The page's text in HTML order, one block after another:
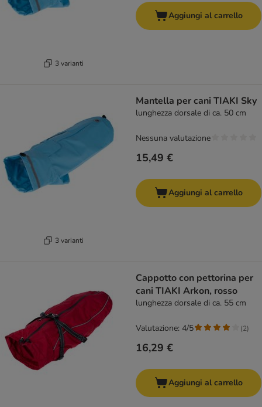
3 varianti
Aggiungi al carrello
3 varianti
Mantella per cani TIAKI Sky
lunghezza dorsale di ca. 50 cm
15,49 €
Nessuna valutazione
Aggiungi al carrello
Cappotto con pettorina per
cani TIAKI Arkon, rosso
lunghezza dorsale di ca. 55 cm
16,29 €
Valutazione: 4/5 (2)
Aggiungi al carrello